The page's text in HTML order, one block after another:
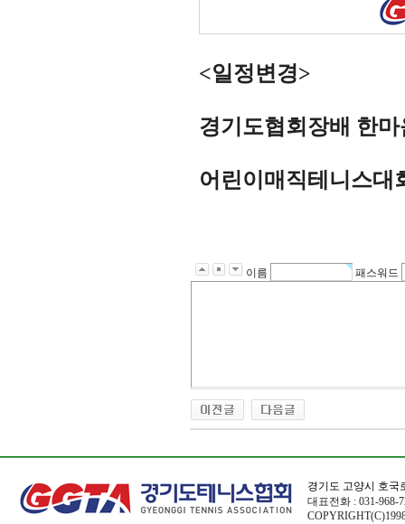
<일정변경>
경기도협회장배 한
어린이매직테니
이름 패스워드
경기도 고양시 호국
대표전화 : 031-968-